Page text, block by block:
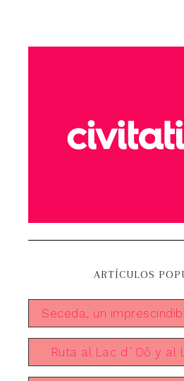
ARTÍCULOS
Seceda, un
Ruta al Lac d´Oô y al